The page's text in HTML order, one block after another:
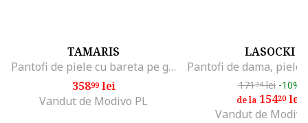
TAMARIS
Pantofi de piele cu bareta pe glezna, Negru
35899lei
Vandut de Modivo PL
LASOCKI
17134lei -10%
de la 15420lei
Vandut de